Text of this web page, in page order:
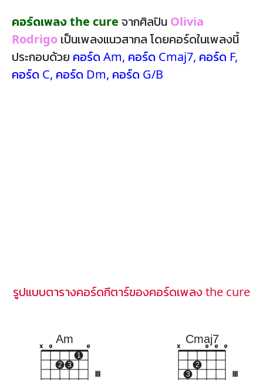
คอร์ดเพลง the cure จากศิลปิน Olivia
Rodrigo เป็นเพลงแนวสากล โดยคอร์ดในเพลงนี้
ประกอบด้วย คอร์ด Am, คอร์ด Cmaj7, คอร์ด F,
คอร์ด C, คอร์ด Dm, คอร์ด G/B
รูปแบบตารางคอร์ดกีตาร์ของคอร์ดเพลง the cure
Am
x o
2 3
1
o
Cmaj7
x
3
2
o o o